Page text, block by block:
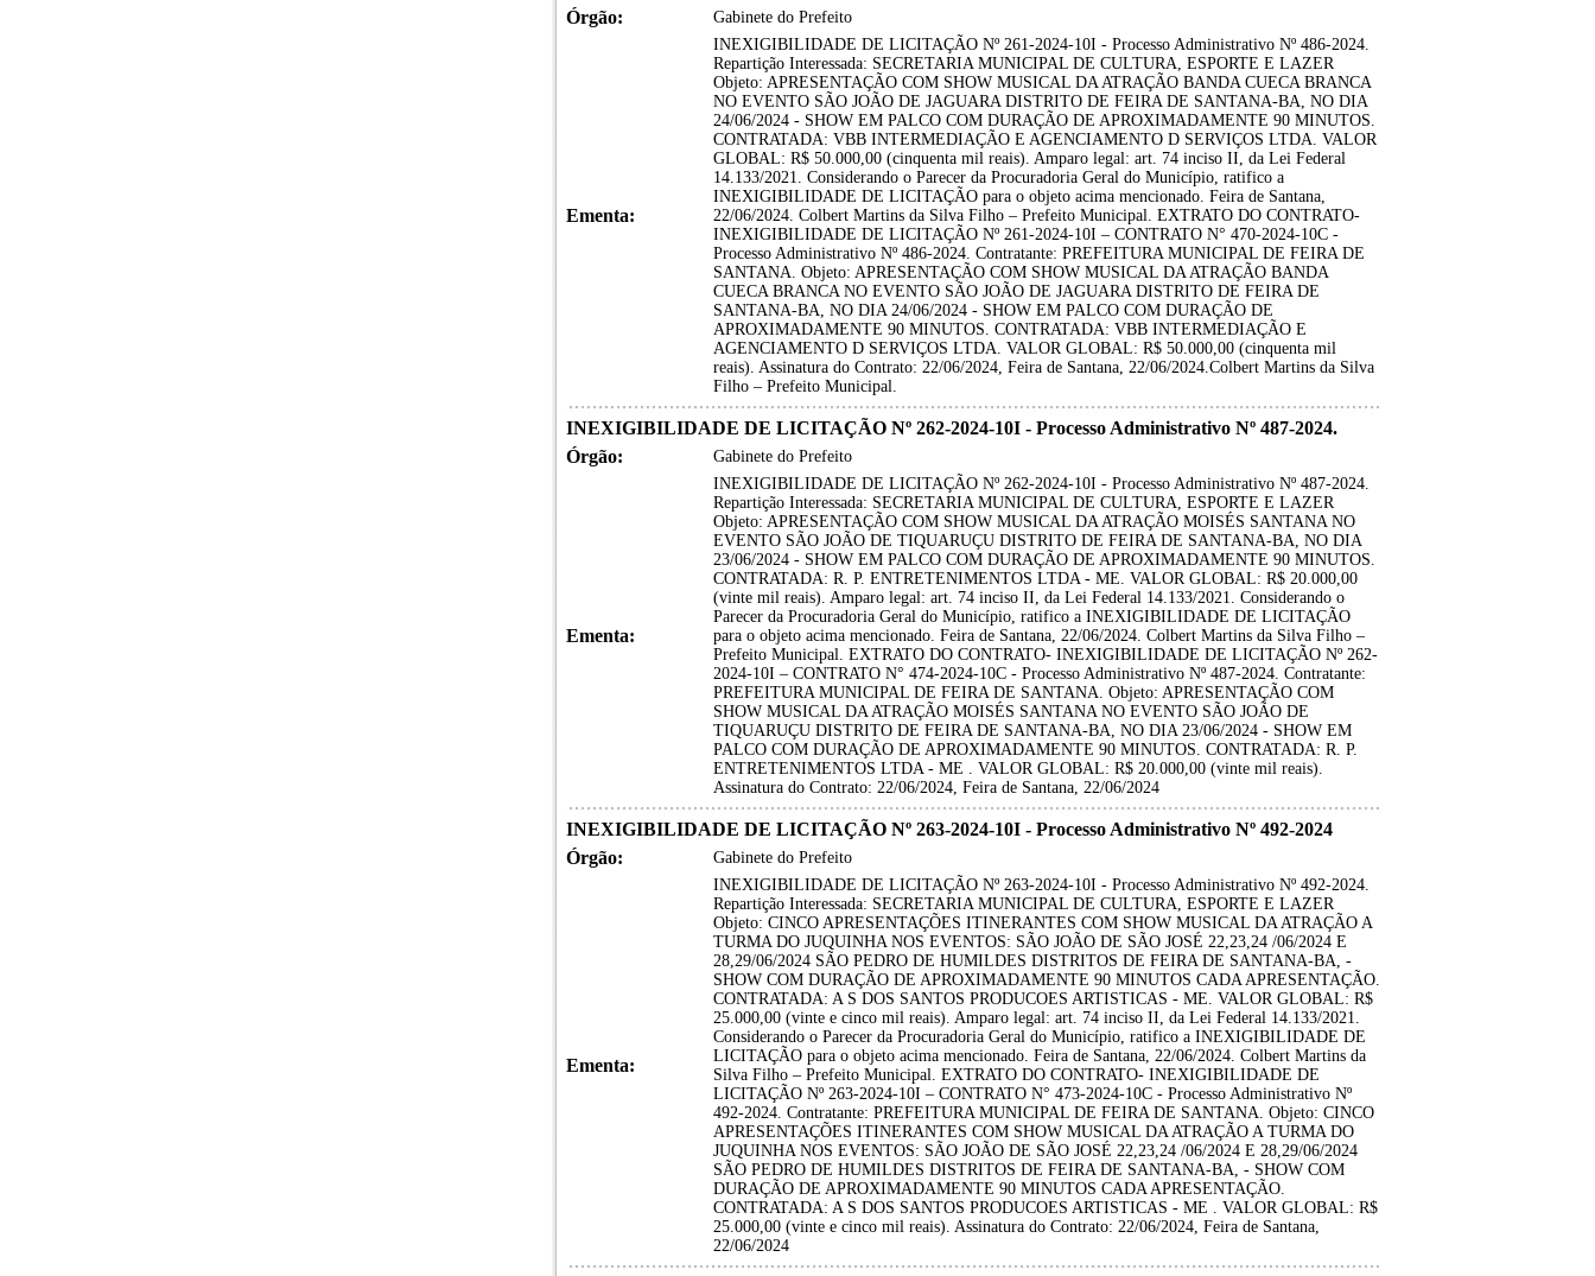
Órgão:
Gabinete do Prefeito
Ementa:
INEXIGIBILIDADE DE LICITAÇÃO Nº 261-2024-10I - Processo Administrativo Nº 486-2024.
Repartição Interessada: SECRETARIA MUNICIPAL DE CULTURA, ESPORTE E LAZER
Objeto: APRESENTAÇÃO COM SHOW MUSICAL DA ATRAÇÃO BANDA CUECA BRANCA
NO EVENTO SÃO JOÃO DE JAGUARA DISTRITO DE FEIRA DE SANTANA-BA, NO DIA
24/06/2024 - SHOW EM PALCO COM DURAÇÃO DE APROXIMADAMENTE 90 MINUTOS.
CONTRATADA: VBB INTERMEDIAÇÃO E AGENCIAMENTO D SERVIÇOS LTDA. VALOR
GLOBAL: R$ 50.000,00 (cinquenta mil reais). Amparo legal: art. 74 inciso II, da Lei Federal
14.133/2021. Considerando o Parecer da Procuradoria Geral do Município, ratifico a
INEXIGIBILIDADE DE LICITAÇÃO para o objeto acima mencionado. Feira de Santana,
22/06/2024. Colbert Martins da Silva Filho – Prefeito Municipal. EXTRATO DO CONTRATO-
INEXIGIBILIDADE DE LICITAÇÃO Nº 261-2024-10I – CONTRATO N° 470-2024-10C -
Processo Administrativo Nº 486-2024. Contratante: PREFEITURA MUNICIPAL DE FEIRA DE
SANTANA. Objeto: APRESENTAÇÃO COM SHOW MUSICAL DA ATRAÇÃO BANDA
CUECA BRANCA NO EVENTO SÃO JOÃO DE JAGUARA DISTRITO DE FEIRA DE
SANTANA-BA, NO DIA 24/06/2024 - SHOW EM PALCO COM DURAÇÃO DE
APROXIMADAMENTE 90 MINUTOS. CONTRATADA: VBB INTERMEDIAÇÃO E
AGENCIAMENTO D SERVIÇOS LTDA. VALOR GLOBAL: R$ 50.000,00 (cinquenta mil
reais). Assinatura do Contrato: 22/06/2024, Feira de Santana, 22/06/2024.Colbert Martins da Silva
Filho – Prefeito Municipal.
INEXIGIBILIDADE DE LICITAÇÃO Nº 262-2024-10I - Processo Administrativo Nº 487-2024.
Órgão:
Gabinete do Prefeito
Ementa:
INEXIGIBILIDADE DE LICITAÇÃO Nº 262-2024-10I - Processo Administrativo Nº 487-2024.
Repartição Interessada: SECRETARIA MUNICIPAL DE CULTURA, ESPORTE E LAZER
Objeto: APRESENTAÇÃO COM SHOW MUSICAL DA ATRAÇÃO MOISÉS SANTANA NO
EVENTO SÃO JOÃO DE TIQUARUÇU DISTRITO DE FEIRA DE SANTANA-BA, NO DIA
23/06/2024 - SHOW EM PALCO COM DURAÇÃO DE APROXIMADAMENTE 90 MINUTOS.
CONTRATADA: R. P. ENTRETENIMENTOS LTDA - ME. VALOR GLOBAL: R$ 20.000,00
(vinte mil reais). Amparo legal: art. 74 inciso II, da Lei Federal 14.133/2021. Considerando o
Parecer da Procuradoria Geral do Município, ratifico a INEXIGIBILIDADE DE LICITAÇÃO
para o objeto acima mencionado. Feira de Santana, 22/06/2024. Colbert Martins da Silva Filho –
Prefeito Municipal. EXTRATO DO CONTRATO- INEXIGIBILIDADE DE LICITAÇÃO Nº 262-
2024-10I – CONTRATO N° 474-2024-10C - Processo Administrativo Nº 487-2024. Contratante:
PREFEITURA MUNICIPAL DE FEIRA DE SANTANA. Objeto: APRESENTAÇÃO COM
SHOW MUSICAL DA ATRAÇÃO MOISÉS SANTANA NO EVENTO SÃO JOÃO DE
TIQUARUÇU DISTRITO DE FEIRA DE SANTANA-BA, NO DIA 23/06/2024 - SHOW EM
PALCO COM DURAÇÃO DE APROXIMADAMENTE 90 MINUTOS. CONTRATADA: R. P.
ENTRETENIMENTOS LTDA - ME . VALOR GLOBAL: R$ 20.000,00 (vinte mil reais).
Assinatura do Contrato: 22/06/2024, Feira de Santana, 22/06/2024
INEXIGIBILIDADE DE LICITAÇÃO Nº 263-2024-10I - Processo Administrativo Nº 492-2024
Órgão:
Gabinete do Prefeito
Ementa:
INEXIGIBILIDADE DE LICITAÇÃO Nº 263-2024-10I - Processo Administrativo Nº 492-2024.
Repartição Interessada: SECRETARIA MUNICIPAL DE CULTURA, ESPORTE E LAZER
Objeto: CINCO APRESENTAÇÕES ITINERANTES COM SHOW MUSICAL DA ATRAÇÃO A
TURMA DO JUQUINHA NOS EVENTOS: SÃO JOÃO DE SÃO JOSÉ 22,23,24 /06/2024 E
28,29/06/2024 SÃO PEDRO DE HUMILDES DISTRITOS DE FEIRA DE SANTANA-BA, -
SHOW COM DURAÇÃO DE APROXIMADAMENTE 90 MINUTOS CADA APRESENTAÇÃO.
CONTRATADA: A S DOS SANTOS PRODUCOES ARTISTICAS - ME. VALOR GLOBAL: R$
25.000,00 (vinte e cinco mil reais). Amparo legal: art. 74 inciso II, da Lei Federal 14.133/2021.
Considerando o Parecer da Procuradoria Geral do Município, ratifico a INEXIGIBILIDADE DE
LICITAÇÃO para o objeto acima mencionado. Feira de Santana, 22/06/2024. Colbert Martins da
Silva Filho – Prefeito Municipal. EXTRATO DO CONTRATO- INEXIGIBILIDADE DE
LICITAÇÃO Nº 263-2024-10I – CONTRATO N° 473-2024-10C - Processo Administrativo Nº
492-2024. Contratante: PREFEITURA MUNICIPAL DE FEIRA DE SANTANA. Objeto: CINCO
APRESENTAÇÕES ITINERANTES COM SHOW MUSICAL DA ATRAÇÃO A TURMA DO
JUQUINHA NOS EVENTOS: SÃO JOÃO DE SÃO JOSÉ 22,23,24 /06/2024 E 28,29/06/2024
SÃO PEDRO DE HUMILDES DISTRITOS DE FEIRA DE SANTANA-BA, - SHOW COM
DURAÇÃO DE APROXIMADAMENTE 90 MINUTOS CADA APRESENTAÇÃO.
CONTRATADA: A S DOS SANTOS PRODUCOES ARTISTICAS - ME . VALOR GLOBAL: R$
25.000,00 (vinte e cinco mil reais). Assinatura do Contrato: 22/06/2024, Feira de Santana,
22/06/2024